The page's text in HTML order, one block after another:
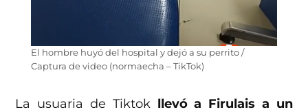
El hombre huyó del hospital y dejó a su perrito /
Captura de video (normaecha – TikTok)
La usuaria de Tiktokllevó a Firulais a un